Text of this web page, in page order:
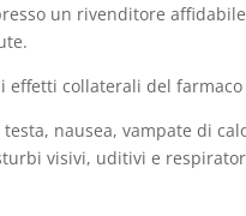
un rivenditore
effetti collaterali del
nausea, vampate di
visivi, uditivi e